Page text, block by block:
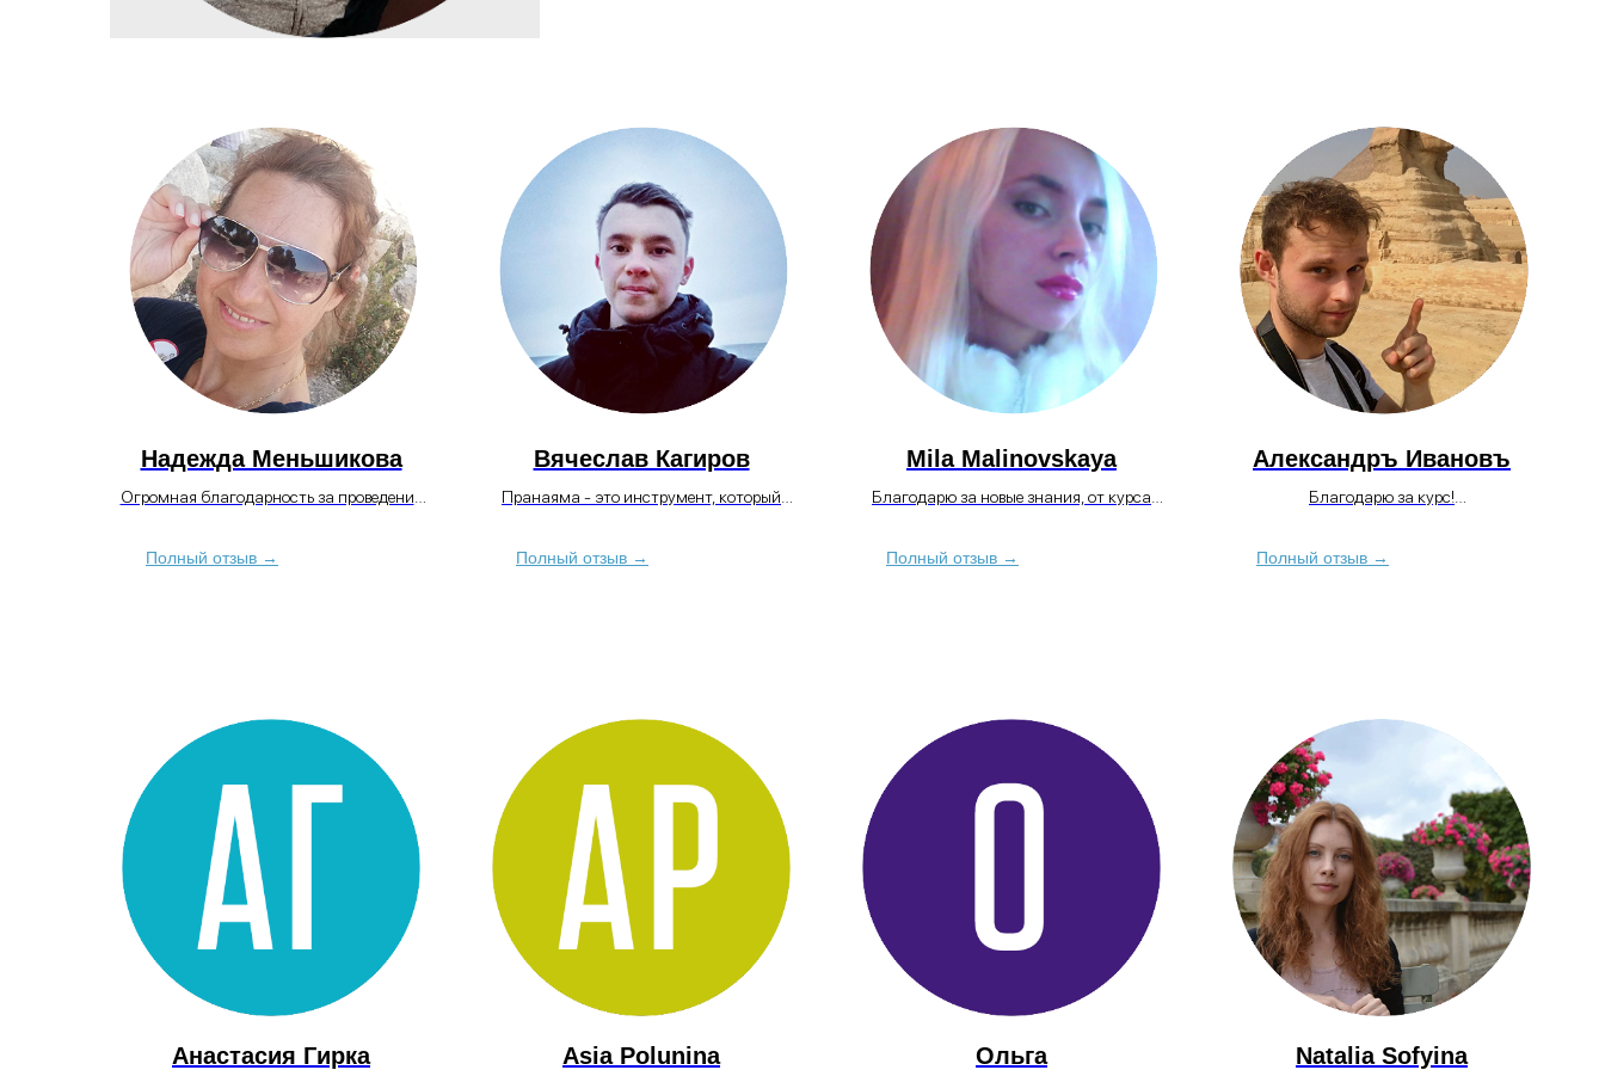
Надежда Меньшикова
Огромная благодарность за проведения
после первого урока было спокойное
состояние как внутреннее, так и внешние...
Полный отзыв →
Вячеслав Кагиров
Пранаяма - это инструмент, который
каналы, наполниться энергией, и это
позволило мне преодолеть те ограничения,
Полный отзыв →
Mila Malinovskaya
Благодарю за новые знания, от курса
остались особенные. Прикоснулась к
новой энергии...
Полный отзыв →
Александръ Ивановъ
Благодарю за курс!
Полный отзыв →
Анастасия Гирка Asia Polunina Ольга Natalia Sofyina